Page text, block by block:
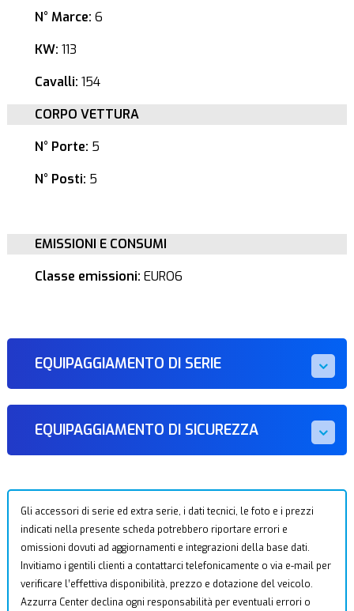
N° Marce: 6
KW: 113
Cavalli: 154
CORPO VETTURA
N° Porte: 5
N° Posti: 5
EMISSIONI E CONSUMI
Classe emissioni: EURO6
EQUIPAGGIAMENTO DI SERIE
EQUIPAGGIAMENTO DI SICUREZZA
Gli accessori di serie ed extra serie, i dati tecnici, le foto e i prezzi
indicati nella presente scheda potrebbero riportare errori e
omissioni dovuti ad aggiornamenti e integrazioni della base dati.
Invitiamo i gentili clienti a contattarci telefonicamente o via e-mail per
verificare l’effettiva disponibilità, prezzo e dotazione del veicolo.
Azzurra Center declina ogni responsabilità per eventuali errori o